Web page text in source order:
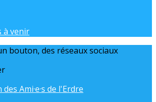
à venir
bouton, des réseaux sociaux